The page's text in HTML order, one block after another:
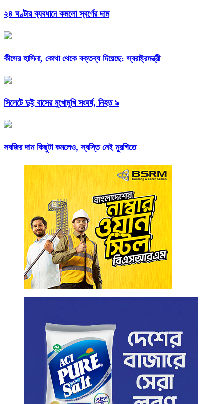
২৪ ঘণ্টার ব্যবধানে কমলো স্বর্ণের দাম
কীসের হাসিনা, কোথা থেকে বক্তব্য দিয়েছে: স্বরাষ্ট্রমন্ত্রী
সিলেটে দুই বাসের মুখোমুখি সংঘর্ষ, নিহত ৯
সবজির দাম কিছুটা কমলেও, স্বস্তি নেই মুরগিতে